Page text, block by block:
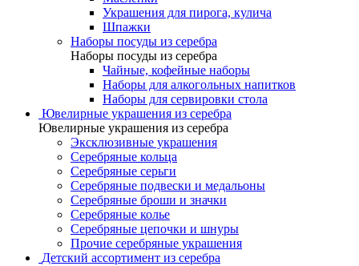
Украшения для пирога, кулича
Шпажки
Наборы посуды из серебра
Наборы посуды из серебра
Чайные, кофейные наборы
Наборы для алкогольных напитков
Наборы для сервировки стола
Ювелирные украшения из серебра
Ювелирные украшения из серебра
Эксклюзивные украшения
Серебряные кольца
Серебряные серьги
Серебряные подвески и медальоны
Серебряные броши и значки
Серебряные колье
Серебряные цепочки и шнуры
Прочие серебряные украшения
Детский ассортимент из серебра